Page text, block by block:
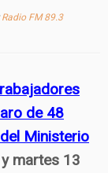
Radio FM 89.3
de 48
Ministerio
martes 13